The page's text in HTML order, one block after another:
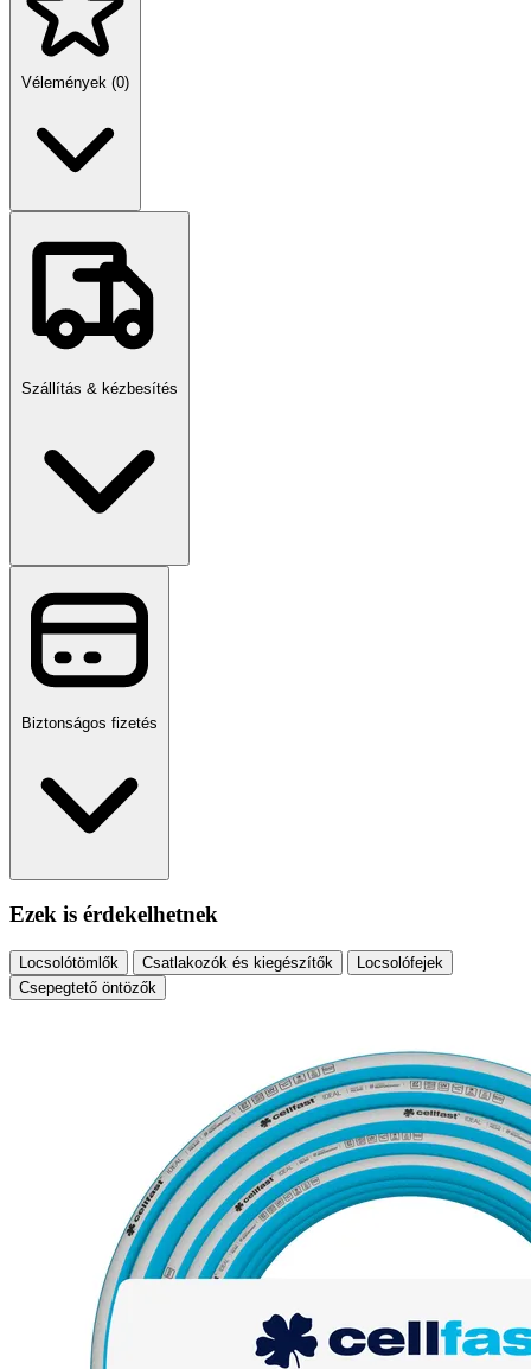
réteg, fekete és fehér mag
Keresztkötéses poliészter fonalból készült, kék színű fonal
Átlátszó borítás
Nagyon rugalmas, tartós és ellenálló
NTS (No Twist System) – csavarodás és csomók elleni
Magas hőmérséklet- és alacsony hőmérséklet-állóság
UV-álló és alga lerakódás ellenálló
Food Safe technológia
Vélemények (0)
Szállítás & kézbesítés
Biztonságos fizetés
Ezek is érdekelhetnek
Locsolótömlők Csatlakozók és kiegészítők
Locsolófejek
Csepegtető öntözők